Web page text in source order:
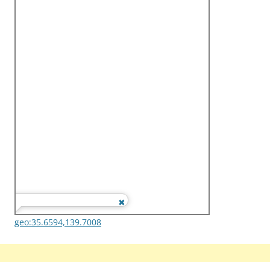
geo:35.6594,139.7008